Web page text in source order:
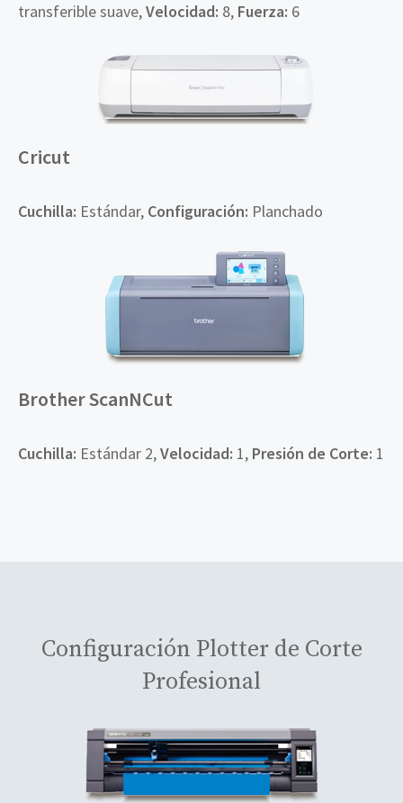
transferible suave,Velocidad: 8, Fuerza: 6
Cricut
Cuchilla: Estándar, Configuración: Planchado
Brother ScanNCut
Cuchilla: Estándar 2,Velocidad: 1, Presión de Corte: 1
Configuración Plotter de Corte
Profesional